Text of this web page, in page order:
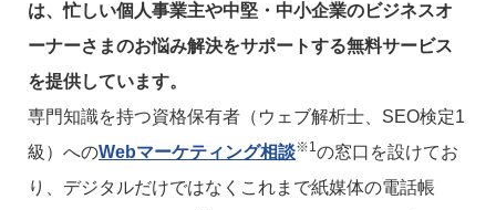
は、忙しい個人事業主や中堅・中小企業のビジネスオ
ーナーさまのお悩み解決をサポートする無料サービス
を提供しています。
専門知識を持つ資格保有者（ウェブ解析士、SEO検定1
級）へのWebマーケティング相談※1の窓口を設けてお
り、デジタルだけではなくこれまで紙媒体の電話帳